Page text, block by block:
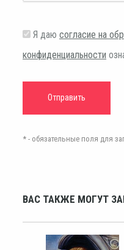
Я даю согласие на
конфиденциальности
* - обязательные поля для
ВАС ТАКЖЕ МОГУТ